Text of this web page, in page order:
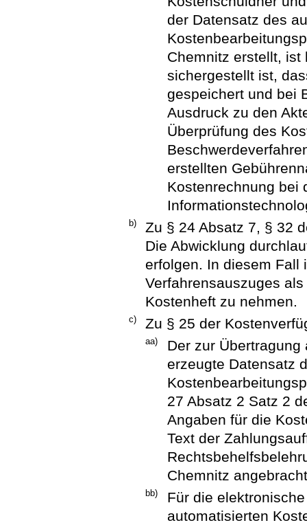
der Datensatz des
Chemnitz erstellt, ist
sichergestellt ist,
gespeichert und bei
Ausdruck zu den
Überprüfung des
erstellten
Kostenrechnung bei
b)
Zu § 24 Absatz 7, § 32
Die Abwicklung
erfolgen. In diesem Fall
Verfahrensauszuges
Kostenheft zu nehmen.
c) Zu § 25 der
aa)
Der zur
erzeugte Datensatz
27 Absatz 2 Satz 2
Angaben für die
Text der
Chemnitz
bb)
Für die
automatisierten